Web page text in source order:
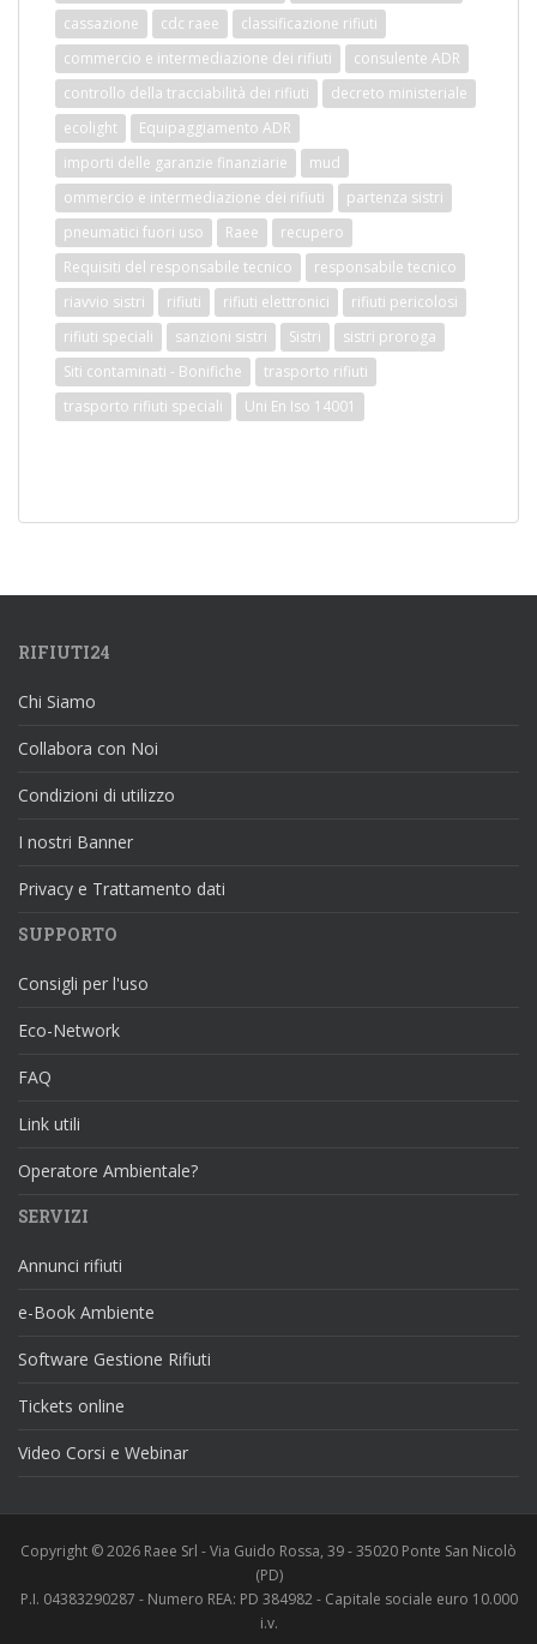
cassazione
cdc raee
classificazione rifiuti
commercio e intermediazione dei rifiuti
consulente ADR
controllo della tracciabilità dei rifiuti
decreto ministeriale
ecolight
Equipaggiamento ADR
importi delle garanzie finanziarie
mud
ommercio e intermediazione dei rifiuti
partenza sistri
pneumatici fuori uso
Raee
recupero
Requisiti del responsabile tecnico
responsabile tecnico
riavvio sistri
rifiuti rifiuti elettronici
rifiuti pericolosi
rifiuti speciali
sanzioni sistri Sistri
sistri proroga
Siti contaminati - Bonifiche
trasporto rifiuti
trasporto rifiuti speciali
Uni En Iso 14001
RIFIUTI24
Chi Siamo
Collabora con Noi
Condizioni di utilizzo
I nostri Banner
Privacy e Trattamento dati
SUPPORTO
Consigli per l'uso
Eco-Network
FAQ
Link utili
Operatore Ambientale?
SERVIZI
Annunci rifiuti
e-Book Ambiente
Software Gestione Rifiuti
Tickets online
Video Corsi e Webinar
Copyright © 2026 Raee Srl - Via Guido Rossa, 39 - 35020 Ponte San Nicolò
(PD)
P.I. 04383290287 - Numero REA: PD 384982 - Capitale sociale euro 10.000
i.v.